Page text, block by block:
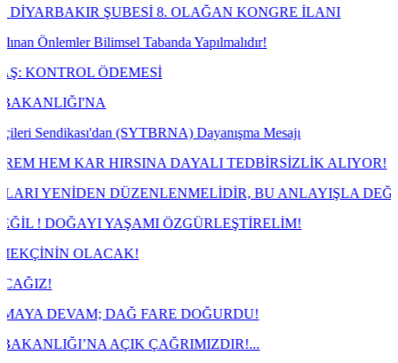
8. OLAĞAN KONGRE İLANI
Tabanda Yapılmalıdır!
(SYTBRNA) Dayanışma Mesajı
HIRSINA DAYALI TEDBİRSİZLİK ALIYOR!
DÜZENLENMELİDİR, BU ANLAYIŞLA DEĞİL!
ÖZGÜRLEŞTİRELİM!
FARE DOĞURDU!
AÇIK ÇAĞRIMIZDIR!...